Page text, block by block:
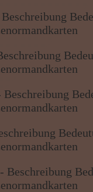
Beschreibung